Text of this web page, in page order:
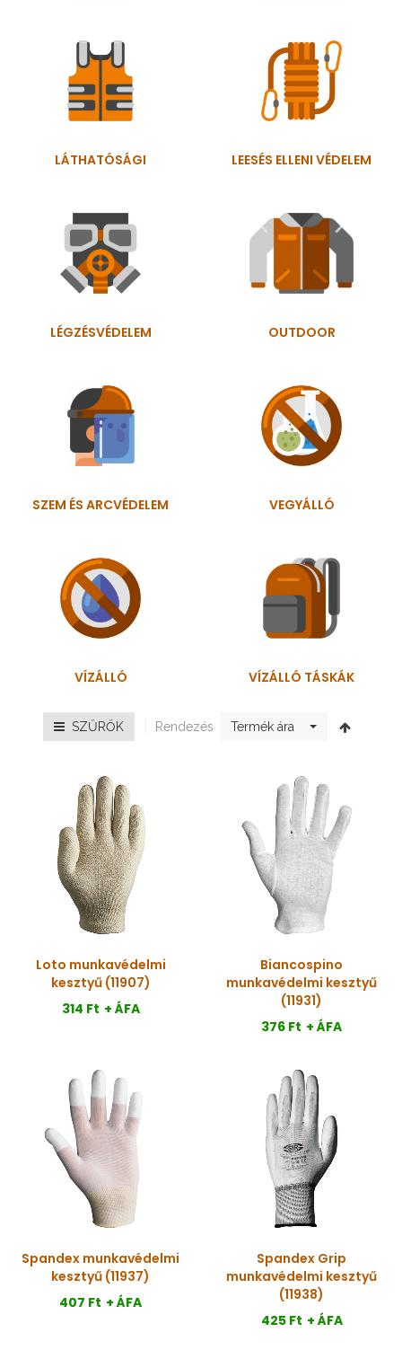
LÁTHATÓSÁGI LEESÉS ELLENI VÉDELEM
LÉGZÉSVÉDELEM OUTDOOR
SZEM ÉS ARCVÉDELEM VEGYÁLLÓ
VÍZÁLLÓ VÍZÁLLÓ TÁSKÁK
SZŰRŐK Rendezés Termék ára
Loto munkavédelmi
kesztyű (11907)
314 Ft + ÁFA
Biancospino
munkavédelmi kesztyű
(11931)
376 Ft + ÁFA
Spandex munkavédelmi
kesztyű (11937)
407 Ft + ÁFA
Spandex Grip
munkavédelmi kesztyű
(11938)
425 Ft + ÁFA